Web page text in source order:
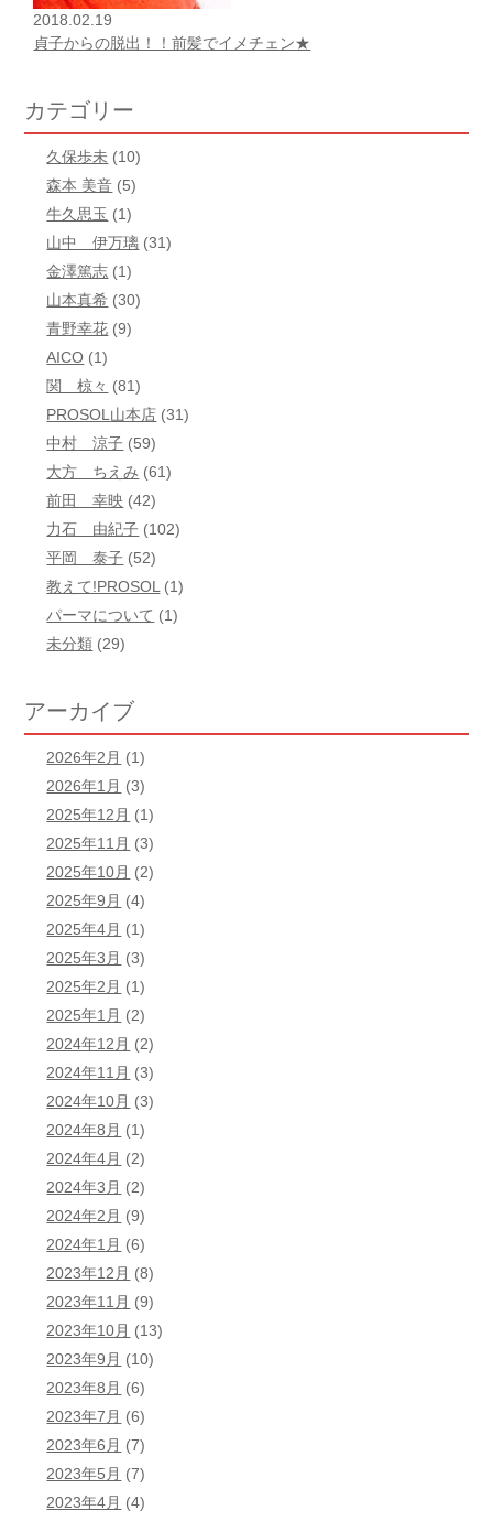
2018.02.19
貞子からの脱出！！前髪でイメチェン★
カテゴリー
久保歩未 (10)
森本 美音 (5)
牛久思玉 (1)
山中 伊万璃 (31)
金澤篤志 (1)
山本真希 (30)
青野幸花 (9)
AICO (1)
関 椋々 (81)
PROSOL山本店 (31)
中村 涼子 (59)
大方 ちえみ (61)
前田 幸映 (42)
力石 由紀子 (102)
平岡 泰子 (52)
教えて!PROSOL (1)
パーマについて (1)
未分類 (29)
アーカイブ
2026年2月 (1)
2026年1月 (3)
2025年12月 (1)
2025年11月 (3)
2025年10月 (2)
2025年9月 (4)
2025年4月 (1)
2025年3月 (3)
2025年2月 (1)
2025年1月 (2)
2024年12月 (2)
2024年11月 (3)
2024年10月 (3)
2024年8月 (1)
2024年4月 (2)
2024年3月 (2)
2024年2月 (9)
2024年1月 (6)
2023年12月 (8)
2023年11月 (9)
2023年10月 (13)
2023年9月 (10)
2023年8月 (6)
2023年7月 (6)
2023年6月 (7)
2023年5月 (7)
2023年4月 (4)